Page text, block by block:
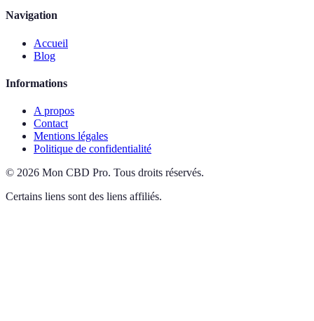
Navigation
Accueil
Blog
Informations
A propos
Contact
Mentions légales
Politique de confidentialité
© 2026 Mon CBD Pro. Tous droits réservés.
Certains liens sont des liens affiliés.